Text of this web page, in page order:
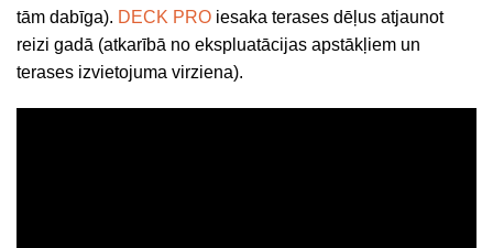
tām dabīga). DECK PRO iesaka terases dēļus atjaunot
reizi gadā (atkarībā no ekspluatācijas apstākļiem un
terases izvietojuma virziena).